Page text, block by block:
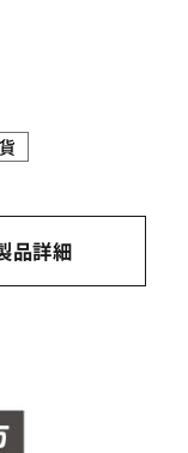
品詳細